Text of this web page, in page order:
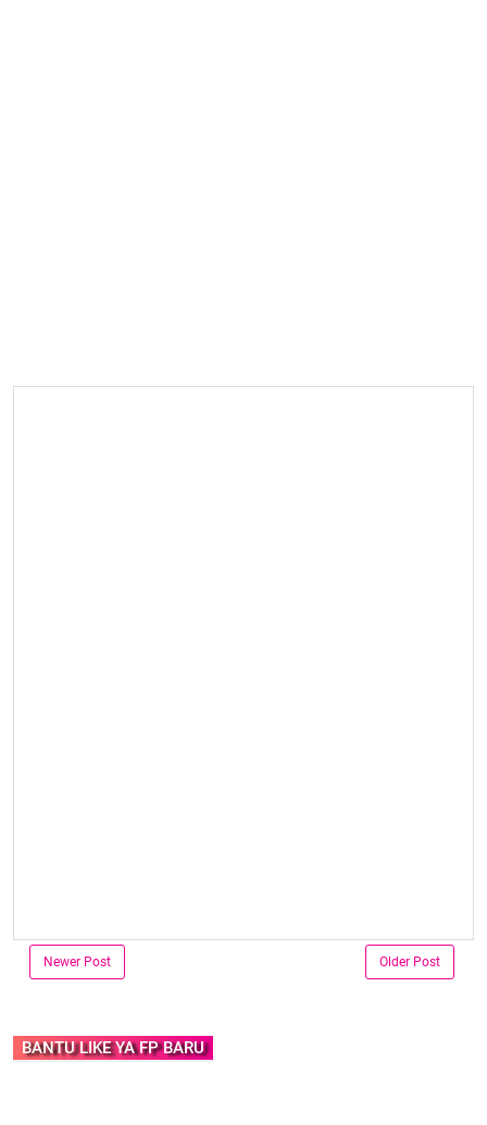
Newer Post Older Post
BANTU LIKE YA FP BARU